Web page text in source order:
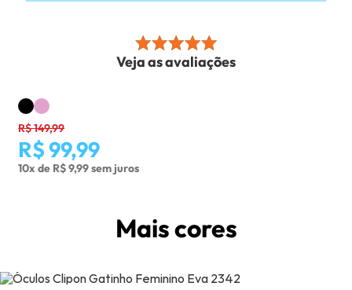
Veja as avaliações
R$ 149,99
R$ 99,99
10x de R$ 9,99 sem juros
Mais cores